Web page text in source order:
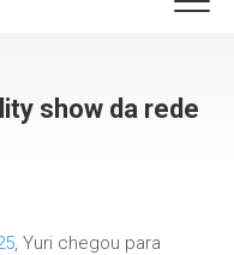
show da rede
, Yuri chegou para